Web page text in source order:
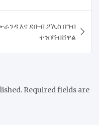
እና ደቡብ ፖሊስ በግብ
ተንበሻብሸዋል
Required fields are